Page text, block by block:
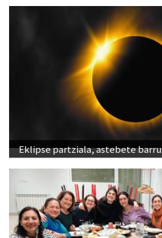
Eklipse partziala, astebete barru